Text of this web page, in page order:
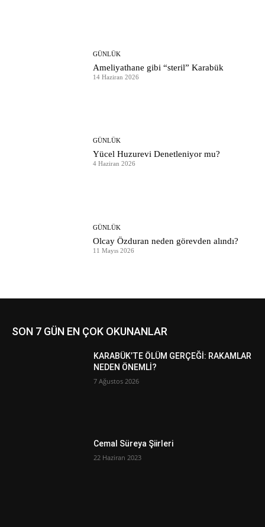
GÜNLÜK
Ameliyathane gibi “steril” Karabük
14 Haziran 2026
GÜNLÜK
Yücel Huzurevi Denetleniyor mu?
4 Haziran 2026
GÜNLÜK
Olcay Özduran neden görevden alındı?
11 Mayıs 2026
SON 7 GÜN EN ÇOK OKUNANLAR
KARABÜK’TE ÖLÜM GERÇEĞİ: RAKAMLAR
NEDEN ÖNEMLİ?
7 Ağustos 2026
Cemal Süreya Şiirleri
22 Haziran 2023